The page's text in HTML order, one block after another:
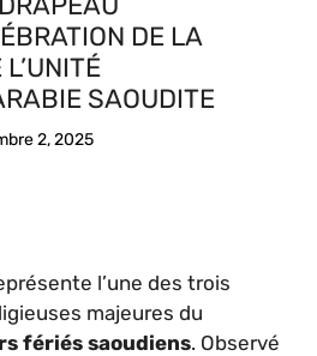
DE LA
SAOUDITE
2, 2025
l’une des trois
majeures du
fériés saoudiens. Observé